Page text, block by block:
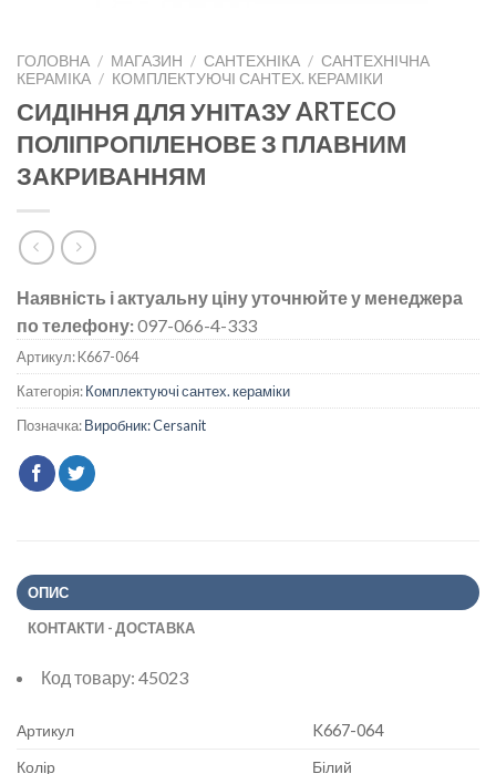
ГОЛОВНА / МАГАЗИН / САНТЕХНІКА / САНТЕХНІЧНА
КЕРАМІКА / КОМПЛЕКТУЮЧІ САНТЕХ. КЕРАМІКИ
СИДІННЯ ДЛЯ УНІТАЗУ ARTECO
ПОЛІПРОПІЛЕНОВЕ З ПЛАВНИМ
ЗАКРИВАННЯМ
Наявність і актуальну ціну уточнюйте у менеджера
по телефону:097-066-4-333
Артикул:K667-064
Категорія:Комплектуючі сантех. кераміки
Позначка:Виробник: Cersanit
ОПИС
КОНТАКТИ - ДОСТАВКА
Код товару: 45023
Артикул
K667-064
Колір
Білий